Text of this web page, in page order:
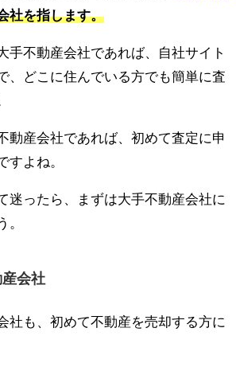
社を指します。
手不動産会社であれば、自社サイト
、どこに住んでいる方でも簡単に査
動産会社であれば、初めて査定に申
すよね。
迷ったら、まずは大手不動産会社に
。
会社
社も、初めて不動産を売却する方に